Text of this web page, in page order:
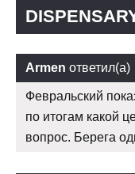
Armen ответил(а)
Февральский
по итогам какой
вопрос. Берега